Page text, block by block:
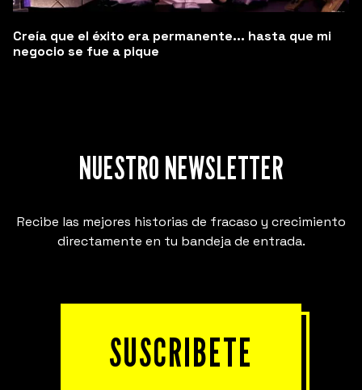
Creía que el éxito era permanente... hasta que mi
negocio se fue a pique
NUESTRO NEWSLETTER
Recibe las mejores historias de fracaso y crecimiento
directamente en tu bandeja de entrada.
SUSCRIBETE